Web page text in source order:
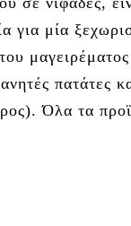
για μία
πατάτες
Όλα τα